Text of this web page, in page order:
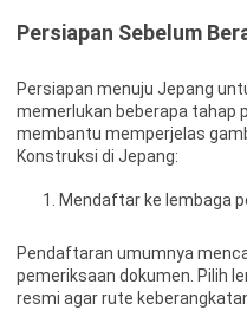
Persiapan Sebelum
Persiapan menuju Jepang
memerlukan beberapa tahap
membantu memperjelas
Konstruksi di Jepang:
Mendaftar ke lembaga
Pendaftaran umumnya
pemeriksaan dokumen. Pilih
resmi agar rute